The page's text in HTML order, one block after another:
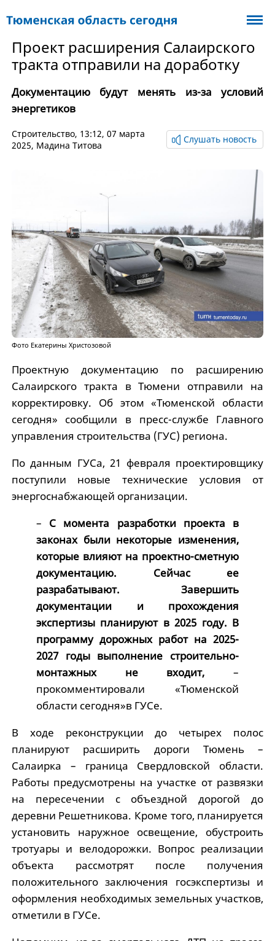
Проект расширения Салаирского
тракта отправили на доработку
Документацию будут менять из-за условий
энергетиков
Cтроительство, 13:12, 07 марта
2025, Мадина Титова
Слушать новость
Фото Екатерины Христозовой
Проектную документацию по расширению
Салаирского тракта в Тюмени отправили на
корректировку. Об этом «Тюменской области
сегодня» сообщили в пресс-службе Главного
управления строительства (ГУС) региона.
По данным ГУСа, 21 февраля проектировщику
поступили новые технические условия от
энергоснабжающей организации.
– С момента разработки проекта в
законах были некоторые изменения,
которые влияют на проектно-сметную
документацию. Сейчас ее
разрабатывают. Завершить
документации и прохождения
экспертизы планируют в 2025 году. В
программу дорожных работ на 2025-
2027 годы выполнение строительно-
монтажных не входит,–
прокомментировали «Тюменской
области сегодня»в ГУСе.
В ходе реконструкции до четырех полос
планируют расширить дороги Тюмень –
Салаирка – граница Свердловской области.
Работы предусмотрены на участке от развязки
на пересечении с объездной дорогой до
деревни Решетникова. Кроме того, планируется
установить наружное освещение, обустроить
тротуары и велодорожки. Вопрос реализации
объекта рассмотрят после получения
положительного заключения госэкспертизы и
оформления необходимых земельных участков,
отметили в ГУСе.